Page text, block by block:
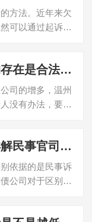
方法。近年来欠
可以通过起诉来
常州温州讨债公司的存在是合法的吗？
司的增多，温州
没有办法，要不
常州常州讨债公司详解民事官司与刑事官司的区别
依据的是民事诉
公司对于区别可